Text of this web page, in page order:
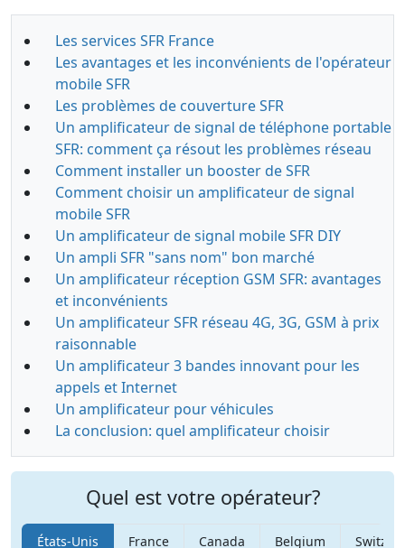
Les services SFR France
Les avantages et les inconvénients de l'opérateur
mobile SFR
Les problèmes de couverture SFR
Un amplificateur de signal de téléphone portable
SFR: comment ça résout les problèmes réseau
Comment installer un booster de SFR
Comment choisir un amplificateur de signal
mobile SFR
Un amplificateur de signal mobile SFR DIY
Un ampli SFR "sans nom" bon marché
Un amplificateur réception GSM SFR: avantages
et inconvénients
Un amplificateur SFR réseau 4G, 3G, GSM à prix
raisonnable
Un amplificateur 3 bandes innovant pour les
appels et Internet
Un amplificateur pour véhicules
La conclusion: quel amplificateur choisir
Quel est votre opérateur?
États-Unis France Canada Belgium